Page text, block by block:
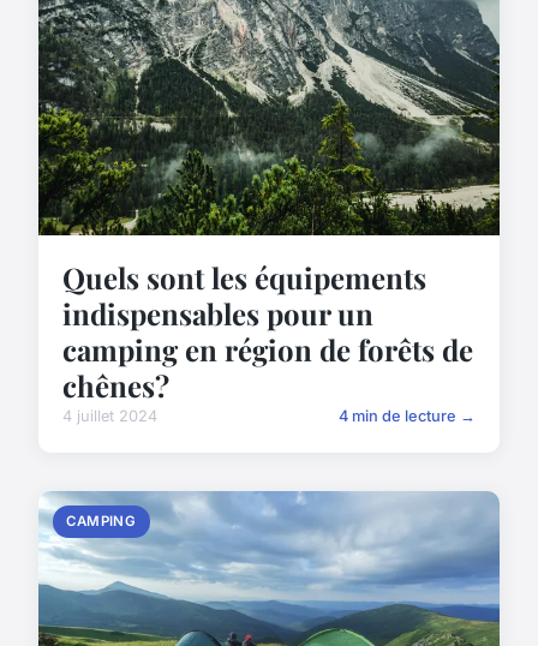
Quels sont les équipements
indispensables pour un
camping en région de forêts de
chênes?
4 juillet 2024 4 min de lecture →
CAMPING